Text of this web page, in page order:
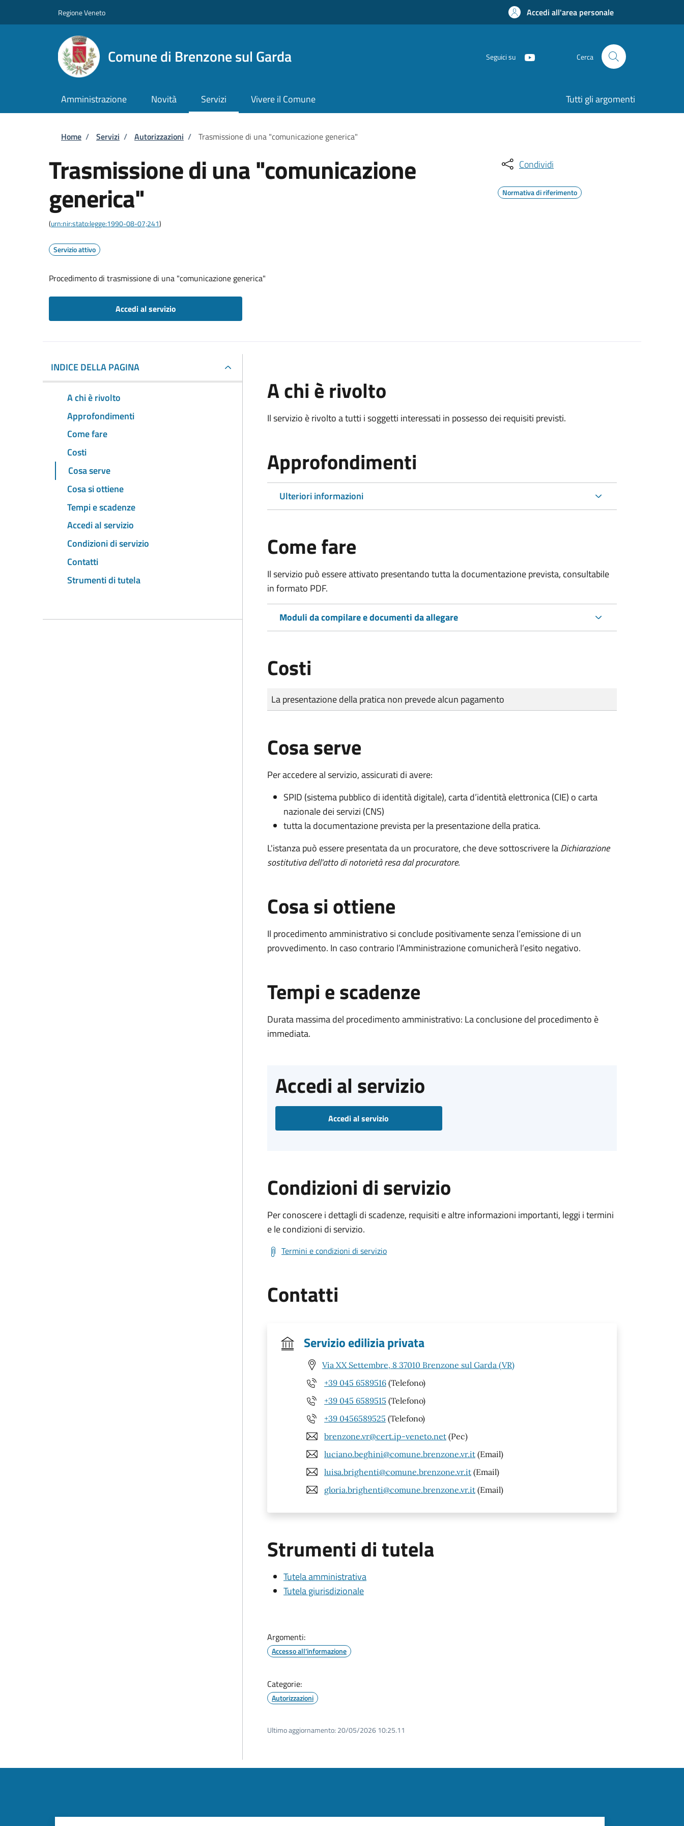
Regione Veneto Accedi all'area personale
Comune di Brenzone sul Garda Seguici su Cerca
Amministrazione Novità Servizi Vivere il Comune Tutti gli argomenti
Briciole di pane
Home / Servizi / Autorizzazioni / Trasmissione di una "comunicazione generica"
Trasmissione di una "comunicazione
generica"
(urn:nir:stato:legge:1990-08-07;241)
Servizio attivo
Procedimento di trasmissione di una "comunicazione generica"
Accedi al servizio
Condividi
Normativa di riferimento
INDICE DELLA PAGINA
A chi è rivolto
Approfondimenti
Come fare
Costi
Cosa serve
Cosa si ottiene
Tempi e scadenze
Accedi al servizio
Condizioni di servizio
Contatti
Strumenti di tutela
A chi è rivolto
Il servizio è rivolto a tutti i soggetti interessati in possesso dei requisiti previsti.
Approfondimenti
Ulteriori informazioni
Come fare
Il servizio può essere attivato presentando tutta la documentazione prevista, consultabile
in formato PDF.
Moduli da compilare e documenti da allegare
Costi
Tipo di pagamento
Importo
La presentazione della pratica non prevede alcun pagamento
Cosa serve
Per accedere al servizio, assicurati di avere:
SPID (sistema pubblico di identità digitale), carta d’identità elettronica (CIE) o carta
nazionale dei servizi (CNS)
tutta la documentazione prevista per la presentazione della pratica.
L'istanza può essere presentata da un procuratore, che deve sottoscrivere laDichiarazione
sostitutiva dell'atto di notorietà resa dal procuratore.
Cosa si ottiene
Il procedimento amministrativo si conclude positivamente senza l’emissione di un
provvedimento. In caso contrario l’Amministrazione comunicherà l’esito negativo.
Tempi e scadenze
Durata massima del procedimento amministrativo: La conclusione del procedimento è
immediata.
Accedi al servizio
Accedi al servizio
Condizioni di servizio
Per conoscere i dettagli di scadenze, requisiti e altre informazioni importanti, leggi i termini
e le condizioni di servizio.
Termini e condizioni di servizio
Contatti
Servizio edilizia privata
Via XX Settembre, 8 37010 Brenzone sul Garda (VR)
+39 045 6589516 (Telefono)
+39 045 6589515 (Telefono)
+39 0456589525 (Telefono)
brenzone.vr@cert.ip-veneto.net (Pec)
luciano.beghini@comune.brenzone.vr.it (Email)
luisa.brighenti@comune.brenzone.vr.it (Email)
gloria.brighenti@comune.brenzone.vr.it (Email)
Strumenti di tutela
Tutela amministrativa
Tutela giurisdizionale
Argomenti:
Accesso all'informazione
Categorie:
Autorizzazioni
Ultimo aggiornamento: 20/05/2026 10:25.11